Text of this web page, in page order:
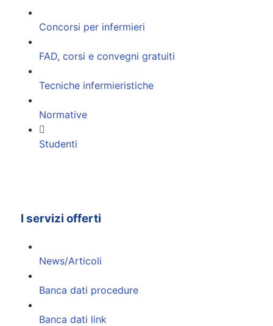
Concorsi per infermieri
FAD, corsi e convegni gratuiti
Tecniche infermieristiche
Normative
Studenti
I servizi offerti
News/Articoli
Banca dati procedure
Banca dati link